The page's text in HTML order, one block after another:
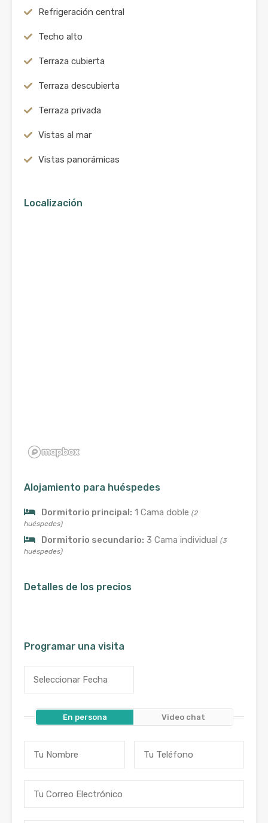
Refrigeración central
Techo alto
Terraza cubierta
Terraza descubierta
Terraza privada
Vistas al mar
Vistas panorámicas
Localización
Alojamiento para huéspedes
Dormitorio principal: 1 Cama doble (2
huéspedes)
Dormitorio secundario: 3 Cama individual (3
huéspedes)
Detalles de los precios
Programar una visita
En persona Video chat